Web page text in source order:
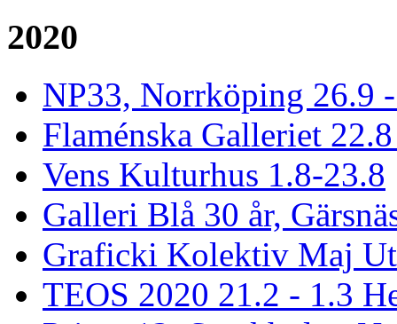
2020
NP33, Norrköping 26.9
Flaménska Galleriet
Vens Kulturhus 1.8-23.8
Galleri Blå 30 år,
Graficki Kolektiv Maj
TEOS 2020 21.2 - 1.3